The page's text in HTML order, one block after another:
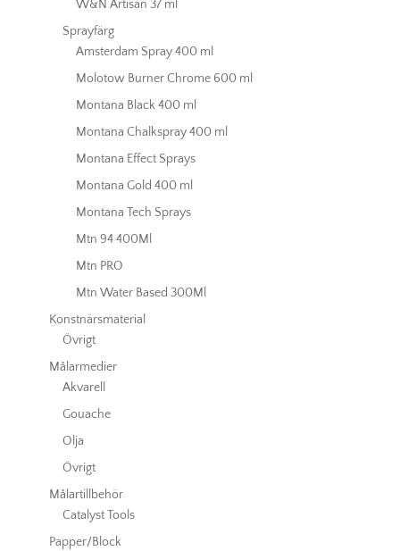
W&N Artisan 37 ml
Sprayfärg
Amsterdam Spray 400 ml
Molotow Burner Chrome 600 ml
Montana Black 400 ml
Montana Chalkspray 400 ml
Montana Effect Sprays
Montana Gold 400 ml
Montana Tech Sprays
Mtn 94 400Ml
Mtn PRO
Mtn Water Based 300Ml
Konstnärsmaterial
Övrigt
Målarmedier
Akvarell
Gouache
Olja
Övrigt
Målartillbehör
Catalyst Tools
Papper/Block